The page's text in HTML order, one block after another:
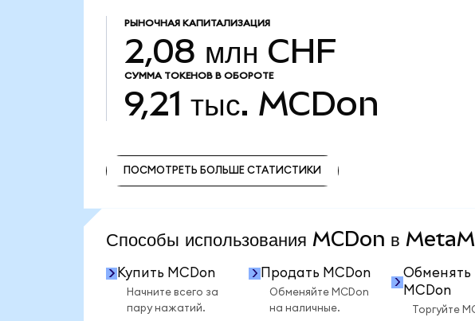
РЫНОЧНАЯ КАПИТАЛИЗАЦИЯ
2,08 млн CHF
СУММА ТОКЕНОВ В ОБОРОТЕ
9,21 тыс. MCDon
ПОСМОТРЕТЬ БОЛЬШЕ СТАТИСТИКИ
Способы использования MCDon в
Купить MCDon
Начните всего за
пару нажатий.
Продать MCDon
Обменяйте MCDon
на наличные.
Обменять
MCDon
Торгуйте